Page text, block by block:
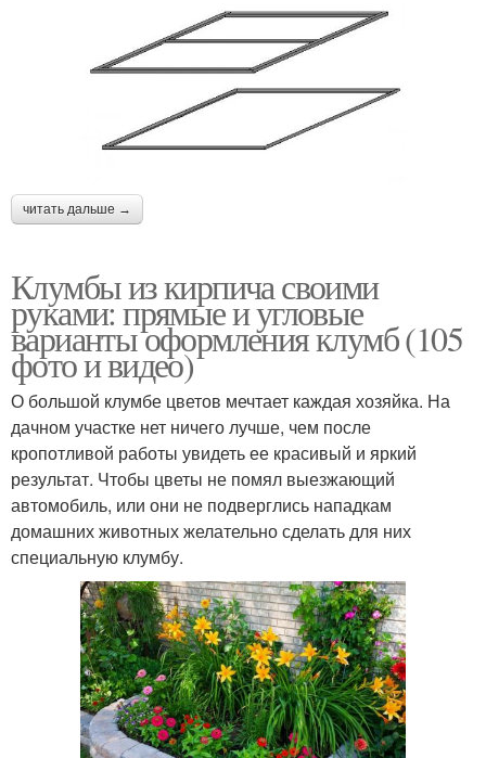
читать дальше →
Клумбы из кирпича своими
руками: прямые и угловые
варианты оформления клумб (105
фото и видео)
О большой клумбе цветов мечтает каждая хозяйка. На
дачном участке нет ничего лучше, чем после
кропотливой работы увидеть ее красивый и яркий
результат. Чтобы цветы не помял выезжающий
автомобиль, или они не подверглись нападкам
домашних животных желательно сделать для них
специальную клумбу.